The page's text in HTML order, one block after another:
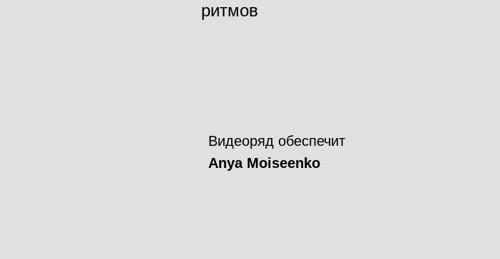
ритмов
Видеоряд обеспечит
Anya Moiseenko